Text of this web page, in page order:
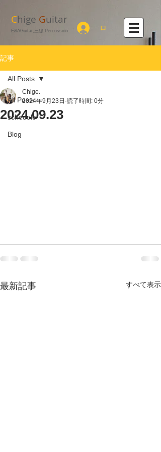
ログイン
Chige Guitar
E&AGuitar,三線,Percussion
記事
All Posts
schedule
Blog
All Posts
2024.09.23
Chige.
2024年9月23日 読了時間: 0分
最新記事 すべて表示